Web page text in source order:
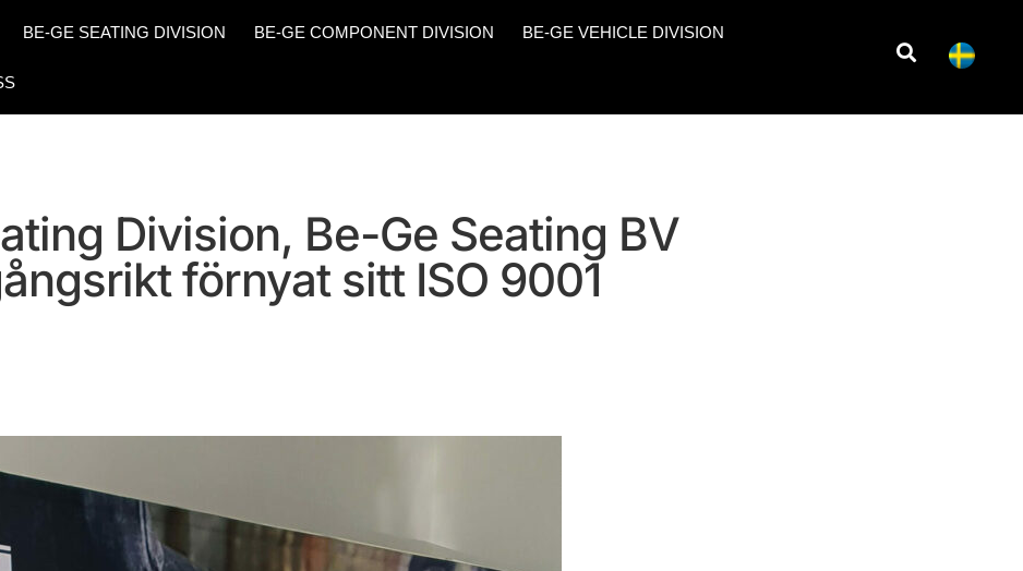
BE-GE SEATING DIVISION BE-GE COMPONENT DIVISION BE-GE VEHICLE DIVISION
Division, Be-Ge Seating BV
förnyat sitt ISO 9001